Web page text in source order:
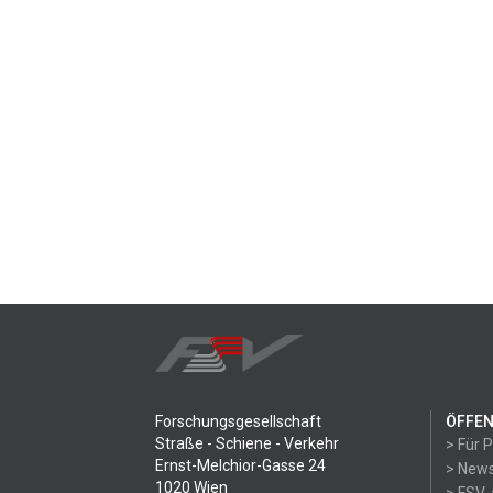
Forschungsgesellschaft
Straße - Schiene - Verkehr
Ernst-Melchior-Gasse 24
1020 Wien
> Für
>